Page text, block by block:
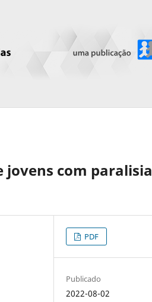
jovens com paralisia
PDF
Publicado
2022-08-02